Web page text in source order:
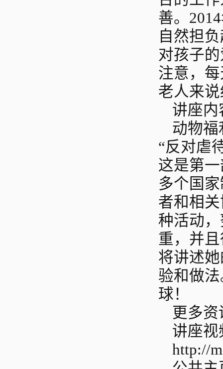
善。
自然担
对孩子
注意，
老人来
讲座内
动物福
“反对虐
这是第
多个国
者和相
种活动
重，并
将讲述
验和做
球！
更多资
讲座视
http://